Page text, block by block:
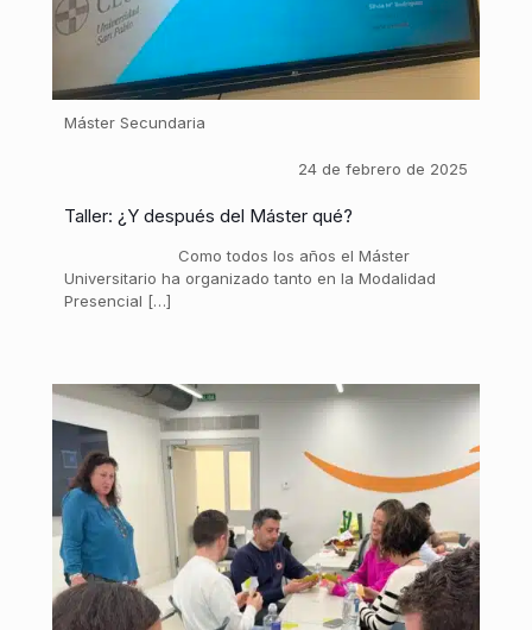
Máster Secundaria
24 de febrero de 2025
Taller: ¿Y después del Máster qué?
Como todos los años el Máster
Universitario ha organizado tanto en la Modalidad
Presencial […]